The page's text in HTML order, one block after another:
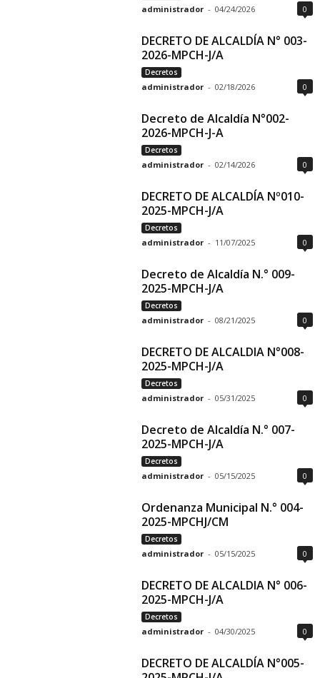
administrador - 04/24/2026 0
DECRETO DE ALCALDÍA N° 003-
2026-MPCH-J/A
Decretos
administrador - 02/18/2026 0
Decreto de Alcaldía N°002-
2026-MPCH-J-A
Decretos
administrador - 02/14/2026 0
DECRETO DE ALCALDÍA Nº010-
2025-MPCH-J/A
Decretos
administrador - 11/07/2025 0
Decreto de Alcaldía N.° 009-
2025-MPCH-J/A
Decretos
administrador - 08/21/2025 0
DECRETO DE ALCALDIA N°008-
2025-MPCH-J/A
Decretos
administrador - 05/31/2025 0
Decreto de Alcaldía N.° 007-
2025-MPCH-J/A
Decretos
administrador - 05/15/2025 0
Ordenanza Municipal N.° 004-
2025-MPCHJ/CM
Decretos
administrador - 05/15/2025 0
DECRETO DE ALCALDIA N° 006-
2025-MPCH-J/A
Decretos
administrador - 04/30/2025 0
DECRETO DE ALCALDÍA N°005-